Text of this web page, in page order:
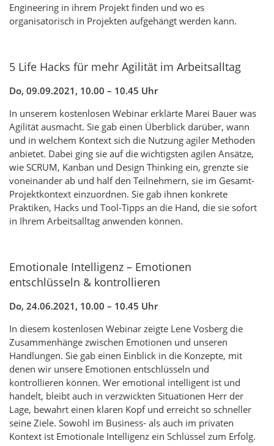
Engineering in ihrem Projekt finden und wo es
organisatorisch in Projekten aufgehängt werden kann.
5 Life Hacks für mehr Agilität im Arbeitsalltag
Do, 09.09.2021, 10.00 – 10.45 Uhr
In unserem kostenlosen Webinar erklärte Marei Bauer was
Agilität ausmacht. Sie gab einen Überblick darüber, wann
und in welchem Kontext sich die Nutzung agiler Methoden
anbietet. Dabei ging sie auf die wichtigsten agilen Ansätze,
wie SCRUM, Kanban und Design Thinking ein, grenzte sie
voneinander ab und half den Teilnehmern, sie im Gesamt-
Projektkontext einzuordnen. Sie gab ihnen konkrete
Praktiken, Hacks und Tool-Tipps an die Hand, die sie sofort
in Ihrem Arbeitsalltag anwenden können.
Emotionale Intelligenz – Emotionen
entschlüsseln & kontrollieren
Do, 24.06.2021, 10.00 – 10.45 Uhr
In diesem kostenlosen Webinar zeigte Lene Vosberg die
Zusammenhänge zwischen Emotionen und unseren
Handlungen. Sie gab einen Einblick in die Konzepte, mit
denen wir unsere Emotionen entschlüsseln und
kontrollieren können. Wer emotional intelligent ist und
handelt, bleibt auch in verzwickten Situationen Herr der
Lage, bewahrt einen klaren Kopf und erreicht so schneller
seine Ziele. Sowohl im Business- als auch im privaten
Kontext ist Emotionale Intelligenz ein Schlüssel zum Erfolg.